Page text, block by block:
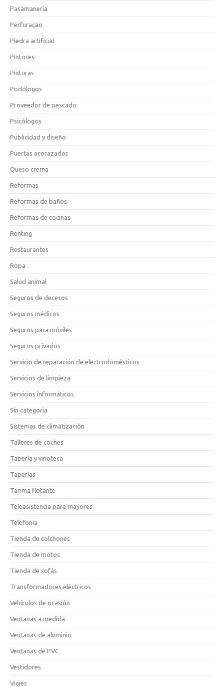
Pasamanería
Perfuraçao
Piedra artificial
Pintores
Pinturas
Podólogos
Proveedor de pescado
Psicólogos
Publicidad y diseño
Puertas acorazadas
Queso crema
Reformas
Reformas de baños
Reformas de cocinas
Renting
Restaurantes
Ropa
Salud animal
Seguros de decesos
Seguros médicos
Seguros para móviles
Seguros privados
Servicio de reparación de electrodomésticos
Servicios de limpieza
Servicios informáticos
Sin categoría
Sistemas de climatización
Talleres de coches
Tapería y vinoteca
Taperías
Tarima flotante
Teleasistencia para mayores
Telefonia
Tienda de colchones
Tienda de motos
Tienda de sofás
Transformadores eléctricos
Vehículos de ocasión
Ventanas a medida
Ventanas de aluminio
Ventanas de PVC
Vestidores
Viajes